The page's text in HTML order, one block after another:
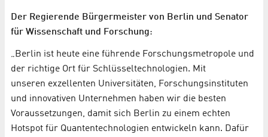
Der Regierende Bürgermeister von Berlin und Senator
für Wissenschaft und Forschung:
„Berlin ist heute eine führende Forschungsmetropole und
der richtige Ort für Schlüsseltechnologien. Mit
unseren exzellenten Universitäten, Forschungsinstituten
und innovativen Unternehmen haben wir die besten
Voraussetzungen, damit sich Berlin zu einem echten
Hotspot für Quantentechnologien entwickeln kann. Dafür